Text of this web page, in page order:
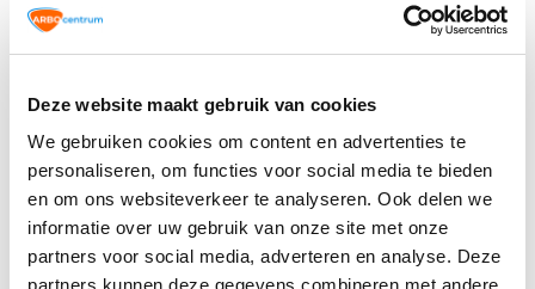
Deze website maakt gebruik van cookies
We gebruiken cookies om content en advertenties te
personaliseren, om functies voor social media te bieden
en om ons websiteverkeer te analyseren. Ook delen we
informatie over uw gebruik van onze site met onze
partners voor social media, adverteren en analyse. Deze
partners kunnen deze gegevens combineren met andere
Normaal:
8,20
Totaalbedrag:
Toevoegen aan winkelwagen